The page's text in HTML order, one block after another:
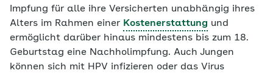
Impfung für alle ihre Versicherten unabhängig ihres
Alters im Rahmen einer Kostenerstattung und
ermöglicht darüber hinaus mindestens bis zum 18.
Geburtstag eine Nachholimpfung. Auch Jungen
können sich mit HPV infizieren oder das Virus